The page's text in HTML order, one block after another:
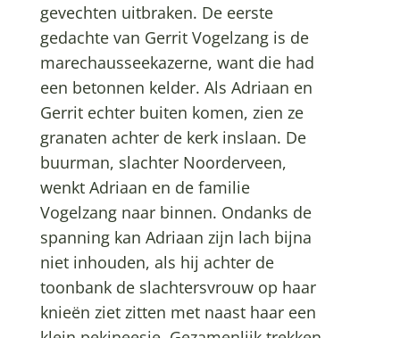
gevechten uitbraken. De eerste
gedachte van Gerrit Vogelzang is de
marechausseekazerne, want die had
een betonnen kelder. Als Adriaan en
Gerrit echter buiten komen, zien ze
granaten achter de kerk inslaan. De
buurman, slachter Noorderveen,
wenkt Adriaan en de familie
Vogelzang naar binnen. Ondanks de
spanning kan Adriaan zijn lach bijna
niet inhouden, als hij achter de
toonbank de slachtersvrouw op haar
knieën ziet zitten met naast haar een